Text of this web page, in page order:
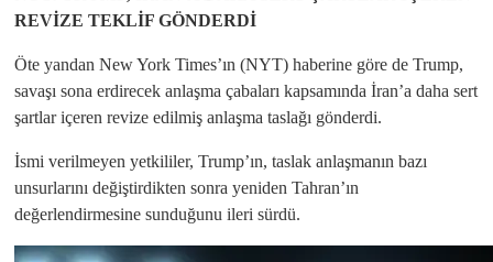
REVİZE TEKLİF GÖNDERDİ
Öte yandan New York Times’ın (NYT) haberine göre de Trump,
savaşı sona erdirecek anlaşma çabaları kapsamında İran’a daha sert
şartlar içeren revize edilmiş anlaşma taslağı gönderdi.
İsmi verilmeyen yetkililer, Trump’ın, taslak anlaşmanın bazı
unsurlarını değiştirdikten sonra yeniden Tahran’ın
değerlendirmesine sunduğunu ileri sürdü.